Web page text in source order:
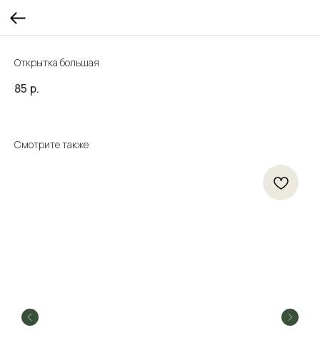
Открытка большая
85 р.
Смотрите также